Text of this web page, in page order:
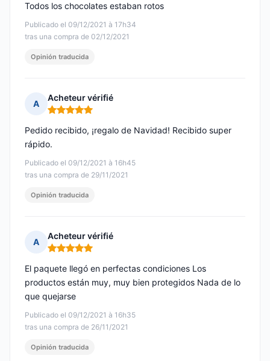
Publicado el 09/12/2021 à 17h34
tras una compra de 02/12/2021
Todos los chocolates estaban rotos
Opinión traducida
A
Acheteur vérifié
Nota: 5 de 5
Publicado el 09/12/2021 à 16h45
tras una compra de 29/11/2021
Pedido recibido, ¡regalo de Navidad! Recibido super
rápido.
Opinión traducida
A
Acheteur vérifié
Nota: 5 de 5
Publicado el 09/12/2021 à 16h35
tras una compra de 26/11/2021
El paquete llegó en perfectas condiciones Los
productos están muy, muy bien protegidos Nada de lo
que quejarse
Opinión traducida